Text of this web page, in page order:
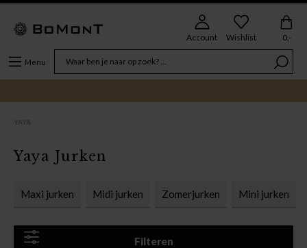
Menu
Account Wishlist 0,-
YAYA
Maxi jurken Midi jurken Zomerjurken Mini jurken
Filteren
Yaya Jurken